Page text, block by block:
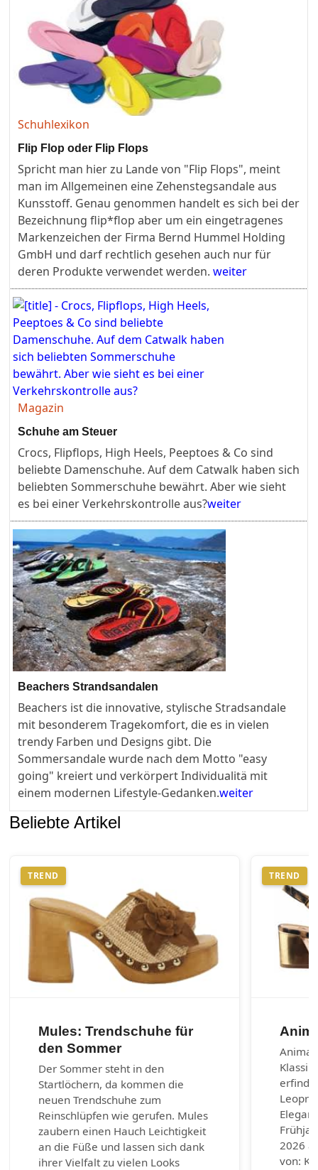
Schuhlexikon
Flip Flop oder Flip Flops
Spricht man hier zu Lande von "Flip Flops", meint
man im Allgemeinen eine Zehenstegsandale aus
Kunsstoff. Genau genommen handelt es sich bei der
Bezeichnung flip*flop aber um ein eingetragenes
Markenzeichen der Firma Bernd Hummel Holding
GmbH und darf rechtlich gesehen auch nur für
deren Produkte verwendet werden.weiter
Magazin
Schuhe am Steuer
Crocs, Flipflops, High Heels, Peeptoes & Co sind
beliebte Damenschuhe. Auf dem Catwalk haben sich
beliebten Sommerschuhe bewährt. Aber wie sieht
es bei einer Verkehrskontrolle aus?weiter
Beachers Strandsandalen
Beachers ist die innovative, stylische Stradsandale
mit besonderem Tragekomfort, die es in vielen
trendy Farben und Designs gibt. Die
Sommersandale wurde nach dem Motto "easy
going" kreiert und verkörpert Individualitä mit
einem modernen Lifestyle-Gedanken.weiter
Beliebte Artikel
TREND
Mules: Trendschuhe für
den Sommer
Der Sommer steht in den
Startlöchern, da kommen die
neuen Trendschuhe zum
Reinschlüpfen wie gerufen. Mules
zaubern einen Hauch Leichtigkeit
an die Füße und lassen sich dank
ihrer Vielfalt zu vielen Looks
TREND
2026
von: